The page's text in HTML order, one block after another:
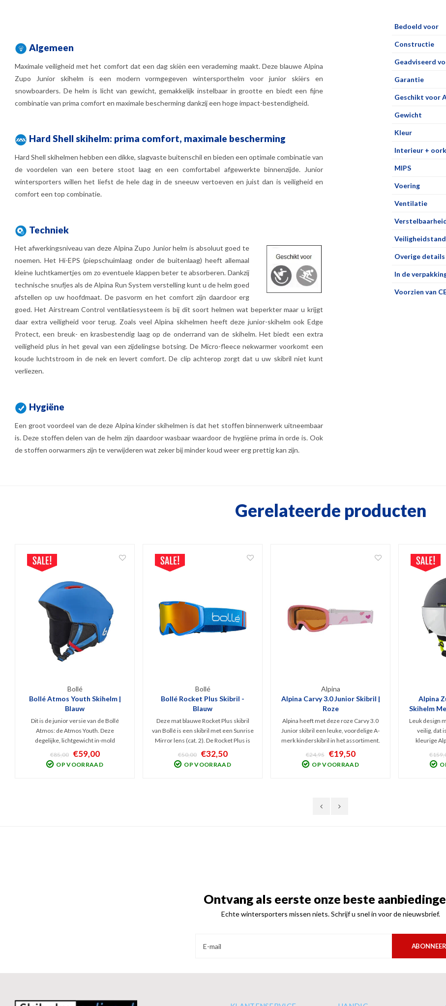
Algemeen
Maximale veiligheid met het comfort dat een dag skiën een verademing maakt. Deze blauwe Alpina
Zupo Junior skihelm is een modern vormgegeven wintersporthelm voor junior skiërs en
snowboarders. De helm is licht van gewicht, gemakkelijk instelbaar in grootte en biedt een fijne
combinatie van prima comfort en maximale bescherming dankzij een hoge impact-bestendigheid.
Hard Shell skihelm: prima comfort, maximale bescherming
Hard Shell skihelmen hebben een dikke, slagvaste buitenschil en bieden een optimale combinatie van
de voordelen van een betere stoot laag en een comfortabel afgewerkte binnenzijde. Junior
wintersporters willen het liefst de hele dag in de sneeuw vertoeven en juist dan is veiligheid en
comfort een top combinatie.
Techniek
Het afwerkingsniveau van deze Alpina Zupo Junior helm is absoluut goed te
noemen. Het Hi-EPS (piepschuimlaag onder de buitenlaag) heeft allemaal
kleine luchtkamertjes om zo eventuele klappen beter te absorberen. Dankzij
technische snufjes als de Alpina Run System verstelling kunt u de helm goed
afstellen op uw hoofdmaat. De pasvorm en het comfort zijn daardoor erg
goed. Het Airstream Control ventilatiesysteem is bij dit soort helmen wat beperkter maar u krijgt
daar extra veiligheid voor terug. Zoals veel Alpina skihelmen heeft deze junior-skihelm ook Edge
Protect, een breuk- en krasbestendig laag op de onderrand van de skihelm. Het biedt een extra
veiligheid plus in het geval van een zijdelingse botsing. De Micro-fleece nekwarmer voorkomt een
koude luchtstroom in de nek en levert comfort. De clip achterop zorgt dat u uw skibril niet kunt
verliezen.
Hygiëne
Een groot voordeel van de deze Alpina kinder skihelmen is dat het stoffen binnenwerk uitneembaar
is. Deze stoffen delen van de helm zijn daardoor wasbaar waardoor de hygiëne prima in orde is. Ook
de stoffen oorwarmers zijn te verwijderen wat zeker bij minder koud weer erg prettig kan zijn.
Bedoeld voor
Constructie
Geadviseerd
Garantie
Geschikt voor
Gewicht
Kleur
Interieur +
MIPS
Voering
Ventilatie
Overige details
In de
Voorzien van
Gerelateerde producten
Bollé
Bollé Atmos Youth Skihelm |
Blauw
Dit is de junior versie van de Bollé
Atmos: de Atmos Youth. Deze
degelijke, lichtgewicht in-mold
skihelm is v.v.
verschillende technologieën en biedt
prima allround bescherming voor
€85,00 €59,00
OP VOORRAAD
Bollé
Bollé Rocket Plus Skibril -
Blauw
Deze mat blauwe Rocket Plus skibril
van Bollé is een skibril met een Sunrise
Mirror lens (cat. 2). De Rocket Plus is
voorzien van een dubbele schuimlaag
voor optimaal comfort. UV-straling
wordt 100% geblokt.
€50,00 €32,50
OP VOORRAAD
Alpina
Alpina Carvy 3.0 Junior Skibril |
Roze
Alpina heeft met deze roze Carvy 3.0
Junior skibril een leuke, voordelige A-
merk kinderskibril in het assortiment.
Dankzij de enkelvoudige SingleFlex
lens (Cat. 2) biedt dit kids model
sneeuwbril het beste zicht bij bewolkt
€24,95 €19,50
OP VOORRAAD
Alpina
Skihelm
Leuk design
veilig, dat
kleurige
Skihelm. Het
skibril is
voorgoed
Ontvang als eerste onze beste
Echte wintersporters missen niets. Schrijf u snel in voor de nieuwsbrief.
ABONNEER